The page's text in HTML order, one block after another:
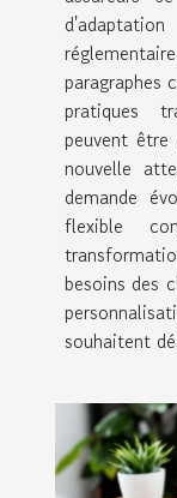
paragraphes
pratiques
peuvent
nouvelle
demande
flexible
besoins des
souhaitent